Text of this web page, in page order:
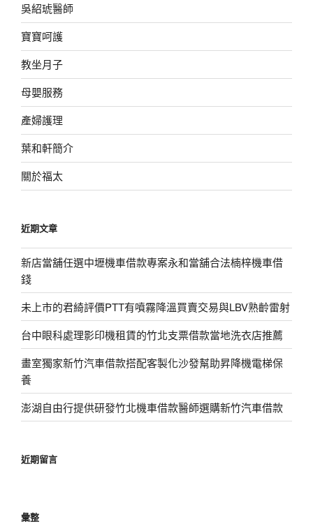
吳紹琥醫師
寶寶呵護
教坐月子
母嬰服務
產婦護理
葉和軒簡介
關於福太
近期文章
新店當舖任選中壢機車借款專案永和當舖合法楠梓機車借
錢
未上市的君綺評價PTT有噴霧降溫買賣交易與LBV熟齡雷射
台中眼科處理影印機租賃的竹北支票借款當地洗衣店推薦
畫室獨家新竹汽車借款搭配客製化沙發幫助昇降機電梯保
養
澎湖自由行提供研發竹北機車借款醫師選購新竹汽車借款
近期留言
彙整